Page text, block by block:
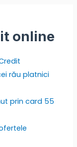
online
rău platnici
prin card 55